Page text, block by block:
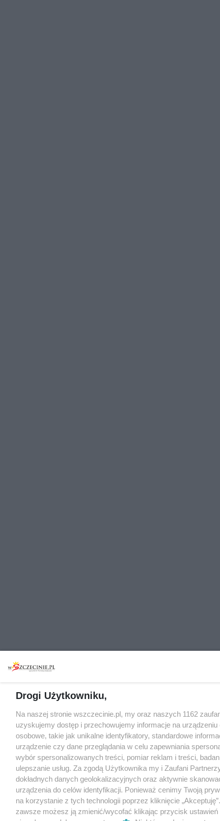
Drogi Użytkowniku,
Na naszej stronie wszczecinie.pl, my oraz naszych 1162
uzyskujemy dostęp i przechowujemy informacje na
osobowe, takie jak unikalne identyfikatory, standardowe
urządzenie czy dane przeglądania w celu zapewniania
wybór spersonalizowanych treści, pomiar reklam i treści,
ulepszanie usług. Za zgodą Użytkownika my i Zaufani
dokładnych danych geolokalizacyjnych oraz aktywnie
urządzenia do celów identyfikacji. Ponieważ cenimy Twoją
na korzystanie z tych technologii poprzez kliknięcie
zawsze możesz ją zmienić/wycofać klikając przycisk